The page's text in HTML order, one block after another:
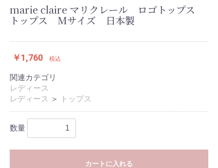
marie claire マリクレール ロゴトップス
トップス Mサイズ 日本製
￥1,760 税込
関連カテゴリ
レディース
レディース ＞ トップス
数量
カートに入れる